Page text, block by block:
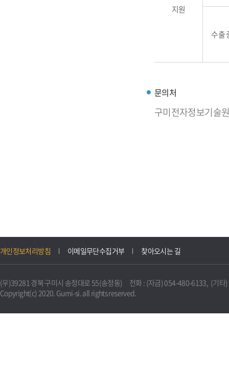
지원
수출
문의처
구미전자정보기술
개인정보처리방침 이메일무단수집거부 찾아오시는 길
(우)39281 경북 구미시 송정대로 55(송정동) 전화 : (자금) 054-480-6133, (기타
Copyright(c) 2020. Gumi-si. all rights reserved.